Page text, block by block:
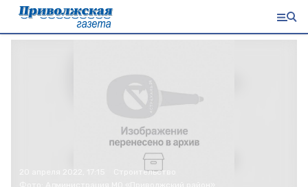
20 апреля 2022, 17:15
Строительство